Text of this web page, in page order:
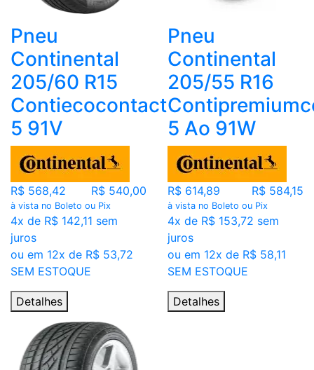
Pneu
Continental
205/60 R15
Contiecocontact
5 91V
R$ 568,42 R$ 540,00
à vista no Boleto ou Pix
4x de R$ 142,11 sem
juros
ou em 12x de R$ 53,72
SEM ESTOQUE
Detalhes
Pneu
Continental
205/55 R16
5 Ao 91W
R$ 614,89 R$ 584,15
à vista no Boleto ou Pix
4x de R$ 153,72 sem
juros
ou em 12x de R$ 58,11
SEM ESTOQUE
Detalhes